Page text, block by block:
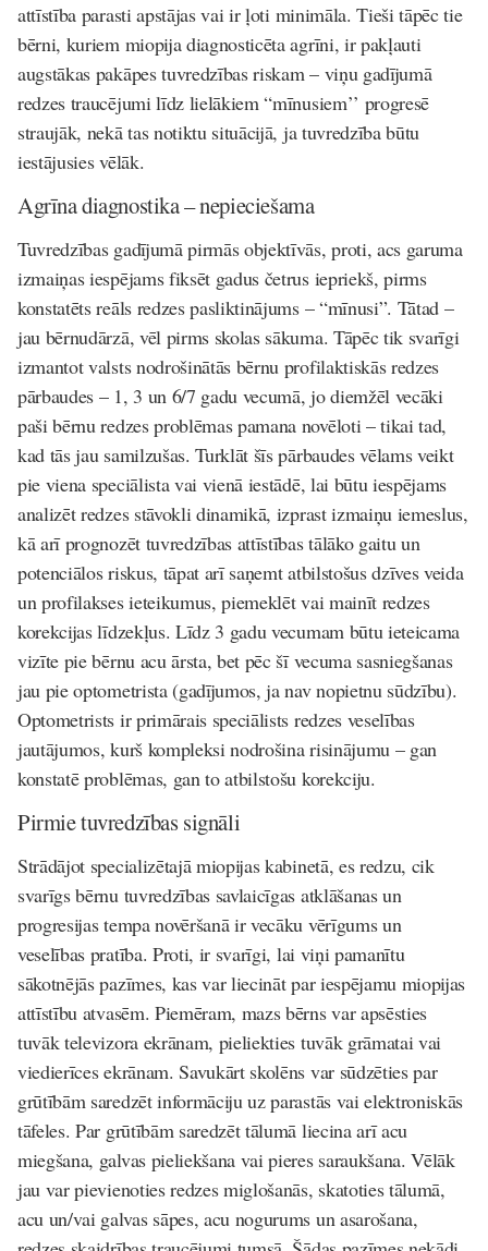
attīstība parasti apstājas vai ir ļoti minimāla. Tieši tāpēc tie
bērni, kuriem miopija diagnosticēta agrīni, ir pakļauti
augstākas pakāpes tuvredzības riskam – viņu gadījumā
redzes traucējumi līdz lielākiem “mīnusiem’’ progresē
straujāk, nekā tas notiktu situācijā, ja tuvredzība būtu
iestājusies vēlāk.
Agrīna diagnostika – nepieciešama
Tuvredzības gadījumā pirmās objektīvās, proti, acs garuma
izmaiņas iespējams fiksēt gadus četrus iepriekš, pirms
konstatēts reāls redzes pasliktinājums – “mīnusi”. Tātad –
jau bērnudārzā, vēl pirms skolas sākuma. Tāpēc tik svarīgi
izmantot valsts nodrošinātās bērnu profilaktiskās redzes
pārbaudes – 1, 3 un 6/7 gadu vecumā, jo diemžēl vecāki
paši bērnu redzes problēmas pamana novēloti – tikai tad,
kad tās jau samilzušas. Turklāt šīs pārbaudes vēlams veikt
pie viena speciālista vai vienā iestādē, lai būtu iespējams
analizēt redzes stāvokli dinamikā, izprast izmaiņu iemeslus,
kā arī prognozēt tuvredzības attīstības tālāko gaitu un
potenciālos riskus, tāpat arī saņemt atbilstošus dzīves veida
un profilakses ieteikumus, piemeklēt vai mainīt redzes
korekcijas līdzekļus. Līdz 3 gadu vecumam būtu ieteicama
vizīte pie bērnu acu ārsta, bet pēc šī vecuma sasniegšanas
jau pie optometrista (gadījumos, ja nav nopietnu sūdzību).
Optometrists ir primārais speciālists redzes veselības
jautājumos, kurš kompleksi nodrošina risinājumu – gan
konstatē problēmas, gan to atbilstošu korekciju.
Pirmie tuvredzības signāli
Strādājot specializētajā miopijas kabinetā, es redzu, cik
svarīgs bērnu tuvredzības savlaicīgas atklāšanas un
progresijas tempa novēršanā ir vecāku vērīgums un
veselības pratība. Proti, ir svarīgi, lai viņi pamanītu
sākotnējās pazīmes, kas var liecināt par iespējamu miopijas
attīstību atvasēm. Piemēram, mazs bērns var apsēsties
tuvāk televizora ekrānam, pieliekties tuvāk grāmatai vai
viedierīces ekrānam. Savukārt skolēns var sūdzēties par
grūtībām saredzēt informāciju uz parastās vai elektroniskās
tāfeles. Par grūtībām saredzēt tālumā liecina arī acu
miegšana, galvas pieliekšana vai pieres saraukšana. Vēlāk
jau var pievienoties redzes miglošanās, skatoties tālumā,
acu un/vai galvas sāpes, acu nogurums un asarošana,